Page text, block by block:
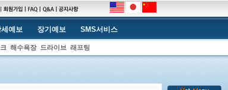
예보 장기예보 SMS서비스
해수욕장 드라이브 래프팅